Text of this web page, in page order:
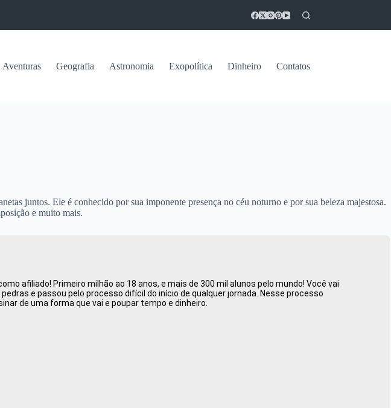
Aventuras Geografia Astronomia Exopolítica Dinheiro Contatos
juntos. Ele é conhecido por sua imponente presença no céu noturno e por sua beleza majestosa.
e muito mais.
afiliado! Primeiro milhão ao 18 anos, e mais de 300 mil alunos pelo mundo! Você vai
e passou pelo processo difícil do início de qualquer jornada. Nesse processo
de uma forma que vai e poupar tempo e dinheiro.